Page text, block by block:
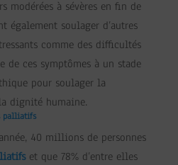
modérées à sévères en fin de
également soulager d’autres
comme des difficultés
de ces symptômes à un stade
pour soulager la
dignité humaine.
palliatifs
40 millions de personnes
et que 78% d’entre elles